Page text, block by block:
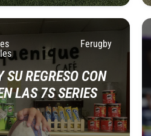
Ferugby
REGRESO CON
LAS 7S SERIES